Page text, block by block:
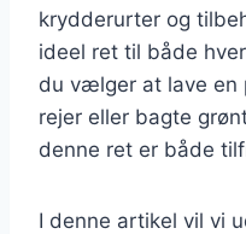
krydderurter og
ideel ret til både
du vælger at lave
rejer eller bagte
denne ret er både
I denne artikel vil vi